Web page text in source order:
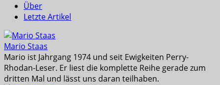
Über
Letzte Artikel
Mario Staas
Mario ist Jahrgang 1974 und seit Ewigkeiten Perry-
Rhodan-Leser. Er liest die komplette Reihe gerade zum
dritten Mal und lässt uns daran teilhaben.